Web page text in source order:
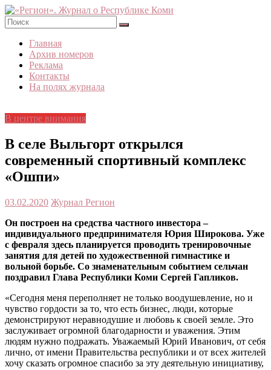
Skip
to
content
«Регион».
Журнал
Республике
Коми
Главная
Архив номеров
Реклама
Контакты
На полях журнала
В центре внимания
В селе Выльгорт открылся
современный спортивный комплекс
«Ошпи»
03.02.2020 Журнал Регион
Он построен на средства частного инвестора –
индивидуального предпринимателя Юрия Широкова. Уже
с февраля здесь планируется проводить тренировочные
занятия для детей по художественной гимнастике и
вольной борьбе. Со знаменательным событием сельчан
поздравил Глава Республики Коми Сергей Гапликов.
«Сегодня меня переполняет не только воодушевление, но и
чувство гордости за то, что есть бизнес, люди, которые
демонстрируют неравнодушие и любовь к своей земле. Это
заслуживает огромной благодарности и уважения. Этим
людям нужно подражать. Уважаемый Юрий Иванович, от себя
лично, от имени Правительства республики и от всех жителей
хочу сказать огромное спасибо за эту деятельную инициативу,